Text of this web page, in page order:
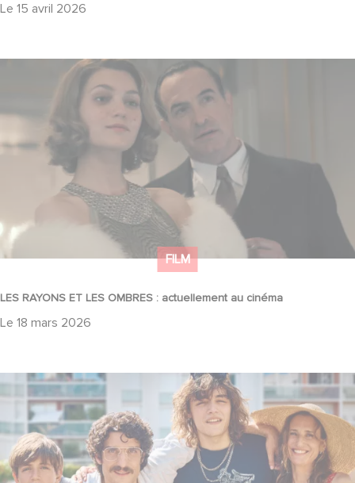
Le 15 avril 2026
FILM
LES RAYONS ET LES OMBRES : actuellement au cinéma
Le 18 mars 2026
LES RAYONS ET LES OMBRES : actuellement au cinéma
Juste une illusion, le nouveau film de Toledano et Nakache